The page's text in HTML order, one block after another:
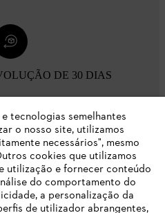
DE 30 DIAS
pagamento
tecnologias semelhantes
o nosso site, utilizamos
necessários", mesmo
cookies que utilizamos
utilização e fornecer conteúdo
do comportamento do
a personalização da
de utilizador abrangentes,